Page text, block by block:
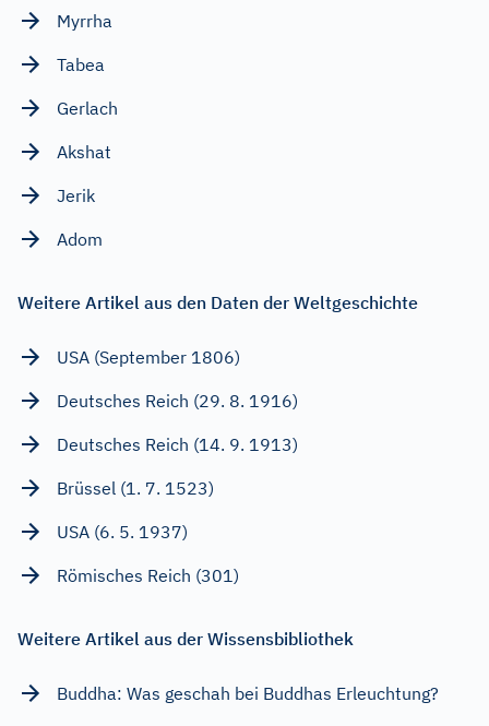
Myrrha
Tabea
Gerlach
Akshat
Jerik
Adom
Weitere Artikel aus den Daten der Weltgeschichte
USA (September 1806)
Deutsches Reich (29. 8. 1916)
Deutsches Reich (14. 9. 1913)
Brüssel (1. 7. 1523)
USA (6. 5. 1937)
Römisches Reich (301)
Weitere Artikel aus der Wissensbibliothek
Buddha: Was geschah bei Buddhas Erleuchtung?